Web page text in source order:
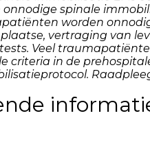
spinale
worden
vertraging van
Veel
criteria in de